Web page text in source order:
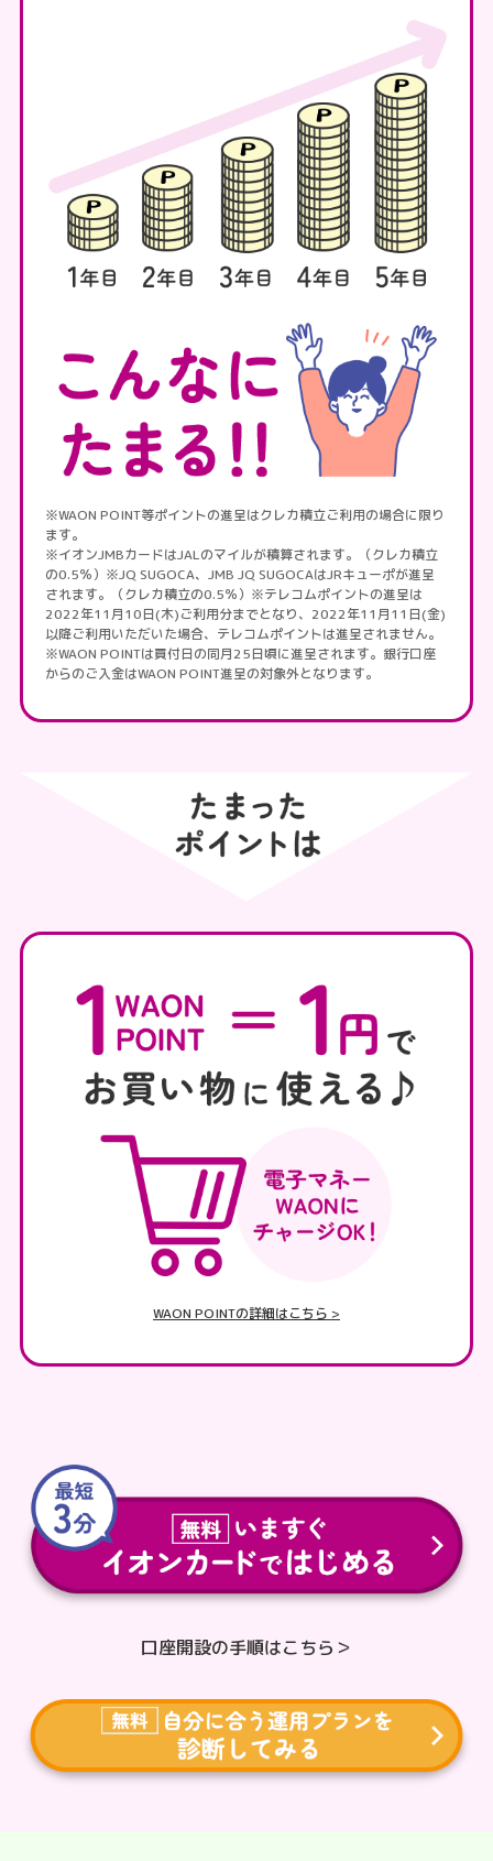
※WAON POINT等ポイントの進呈はクレカ積立ご利用の場合に限り
ます。
※イオンJMBカードはJALのマイルが積算されます。（クレカ積立
の0.5％）※JQ SUGOCA、JMB JQ SUGOCAはJRキューポが進呈
されます。（クレカ積立の0.5％）※テレコムポイントの進呈は
2022年11月10日(木)ご利用分までとなり、2022年11月11日(金)
以降ご利用いただいた場合、テレコムポイントは進呈されません。
※WAON POINTは買付日の同月25日頃に進呈されます。銀行口座
からのご入金はWAON POINT進呈の対象外となります。
WAON POINTの詳細はこちら >
口座開設の手順はこちら＞